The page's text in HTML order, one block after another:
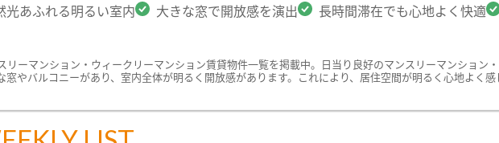
光あふれる明るい室内 大きな窓で開放感を演出 長時間滞在でも心地よく快適
リーマンション・ウィークリーマンション賃貸物件一覧を掲載中。日当り良好のマンスリーマンション
窓やバルコニーがあり、室内全体が明るく開放感があります。これにより、居住空間が明るく心地よく